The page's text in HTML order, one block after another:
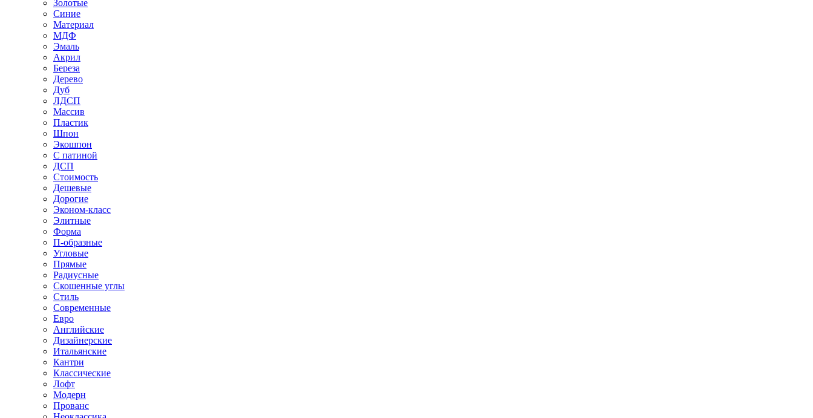
Золотые
Синие
Материал
МДФ
Эмаль
Акрил
Береза
Дерево
Дуб
ЛДСП
Массив
Пластик
Шпон
Экошпон
С патиной
ДСП
Стоимость
Дешевые
Дорогие
Эконом-класс
Элитные
Форма
П-образные
Угловые
Прямые
Радиусные
Скошенные углы
Стиль
Современные
Евро
Английские
Дизайнерские
Итальянские
Кантри
Классические
Лофт
Модерн
Прованс